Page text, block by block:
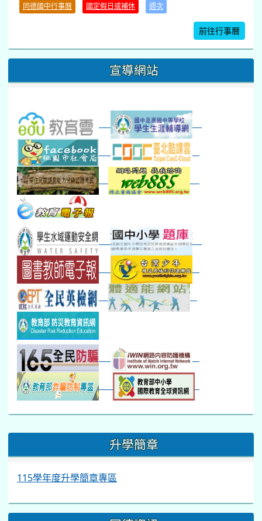
暑期體育育樂營結束
21 22
桃園市運動會
數感實驗夏令營(整天)
新生智力測驗補測(...
下午-新進教師研習
教師備課會議
新生訓練(整天)新生訓練(~12:00)
下午-校務會議14:00-
八九年級返校8-9
防災演練工作分配及...
30 31 2 3
本週_健康檢查週各班器材負責人訓練
發放班級書箱及晨讀...
技藝教育學程說明會...
12:30幹部訓練七年級新生健檢
本週_友善校園週收學生證、換補教科...
本週_圖書館開放借...
開學日
第一週
超額比序暨免試入學...
同德國中行事曆 國定假日或補休 週次
前往行事曆
宣導網站
::: 升學簡章
115學年度升學簡章專區